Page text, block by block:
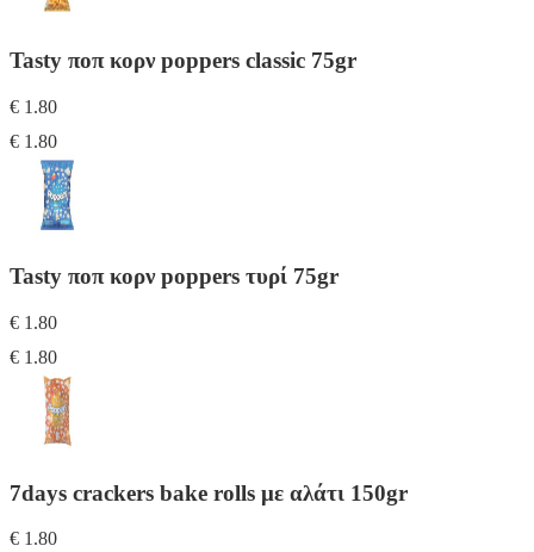
Tasty ποπ κορν poppers classic 75gr
€ 1.80
€ 1.80
Tasty ποπ κορν poppers τυρί 75gr
€ 1.80
€ 1.80
7days crackers bake rolls με αλάτι 150gr
€ 1.80